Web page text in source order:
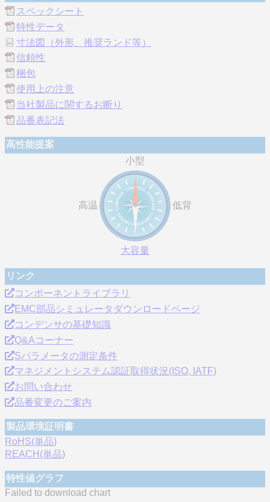
スペックシート
特性データ
寸法図（外形、推奨ランド等）
信頼性
梱包
使用上の注意
当社製品に関するお断り
品番表記法
高性能提案
小型
高温 低背
大容量
リンク
コンポーネントライブラリ
EMC部品シミュレータダウンロードページ
コンデンサの基礎知識
Q&Aコーナー
Sパラメータの測定条件
マネジメントシステム認証取得状況(ISO, IATF)
お問い合わせ
品番変更のご案内
製品環境証明書
RoHS(単品)
REACH(単品)
特性値グラフ
Failed to download chart